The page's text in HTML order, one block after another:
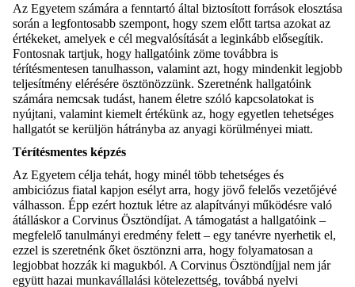
Az Egyetem számára a fenntartó által biztosított források elosztása
során a legfontosabb szempont, hogy szem előtt tartsa azokat az
értékeket, amelyek e cél megvalósítását a leginkább elősegítik.
Fontosnak tartjuk, hogy hallgatóink zöme továbbra is
térítésmentesen tanulhasson, valamint azt, hogy mindenkit legjobb
teljesítmény elérésére ösztönözzünk. Szeretnénk hallgatóink
számára nemcsak tudást, hanem életre szóló kapcsolatokat is
nyújtani, valamint kiemelt értékünk az, hogy egyetlen tehetséges
hallgatót se kerüljön hátrányba az anyagi körülményei miatt.
Térítésmentes képzés
Az Egyetem célja tehát, hogy minél több tehetséges és
ambiciózus fiatal kapjon esélyt arra, hogy jövő felelős vezetőjévé
válhasson. Épp ezért hoztuk létre az alapítványi működésre való
átálláskor a Corvinus Ösztöndíjat. A támogatást a hallgatóink –
megfelelő tanulmányi eredmény felett – egy tanévre nyerhetik el,
ezzel is szeretnénk őket ösztönzni arra, hogy folyamatosan a
legjobbat hozzák ki magukból. A Corvinus Ösztöndíjjal nem jár
együtt hazai munkavállalási kötelezettség, továbbá nyelvi